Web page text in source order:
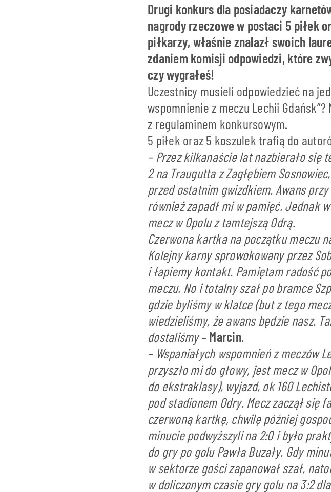
Drugi konkurs dla posiadaczy
nagrody rzeczowe w postaci 5 piłek
piłkarzy, właśnie znalazł swoich
zdaniem komisji odpowiedzi, które
czy wygrałeś!
Uczestnicy musieli odpowiedzieć na
wspomnienie z meczu Lechii
z regulaminem konkursowym.
5 piłek oraz 5 koszulek trafią do
– Przez kilkanaście lat nazbierało się
2 na Traugutta z Zagłębiem
przed ostatnim gwizdkiem. Awans
również zapadł mi w pamięć. Jednak
mecz w Opolu z tamtejszą Odrą.
Czerwona kartka na początku meczu
Kolejny karny sprowokowany przez
i łapiemy kontakt. Pamiętam radość
meczu. No i totalny szał po bramce
gdzie byliśmy w klatce (but z tego
wiedzieliśmy, że awans będzie nasz.
dostaliśmy– Marcin.
– Wspaniałych wspomnień z meczów
przyszło mi do głowy, jest mecz w
do ekstraklasy), wyjazd, ok 160
pod stadionem Odry. Mecz zaczął się
czerwoną kartkę, chwilę później
minucie podwyższyli na 2:0 i było
do gry po golu Pawła Buzały. Gdy
w sektorze gości zapanował szał,
w doliczonym czasie gry golu na 3:2